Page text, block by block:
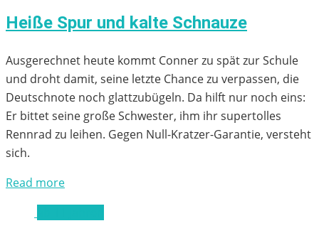
Heiße Spur und kalte Schnauze
Ausgerechnet heute kommt Conner zu spät zur Schule
und droht damit, seine letzte Chance zu verpassen, die
Deutschnote noch glattzubügeln. Da hilft nur noch eins:
Er bittet seine große Schwester, ihm ihr supertolles
Rennrad zu leihen. Gegen Null-Kratzer-Garantie, versteht
sich.
Read more